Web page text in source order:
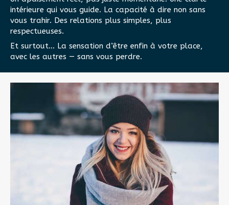
intérieure qui vous guide. La capacité à dire non sans
vous trahir. Des relations plus simples, plus
respectueuses.
Et surtout… La sensation d’être enfin à votre place,
avec les autres — sans vous perdre.